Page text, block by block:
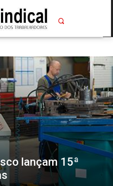
lançam 15ª